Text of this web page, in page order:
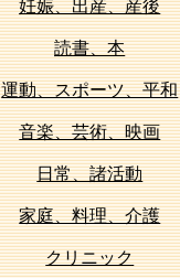
妊娠、出産、産後
読書、本
運動、スポーツ、平和
音楽、芸術、映画
日常、諸活動
家庭、料理、介護
クリニック